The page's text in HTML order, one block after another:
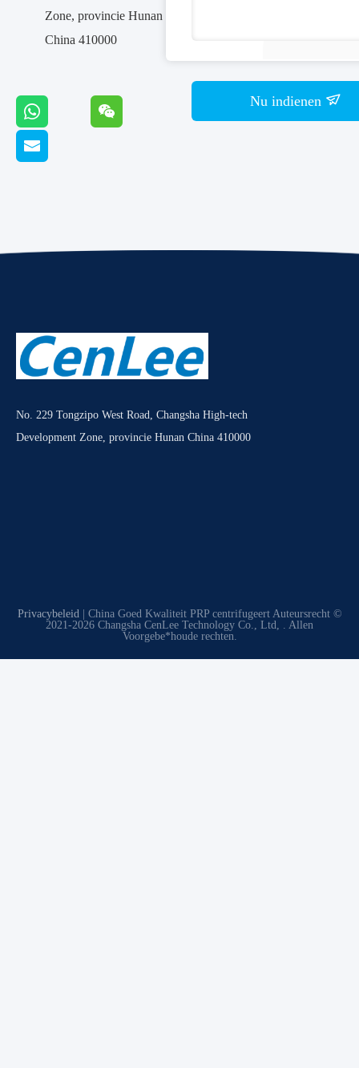
Zone, provincie Hunan
China 410000
Nu indienen
No. 229 Tongzipo West Road, Changsha High-tech
Development Zone, provincie Hunan China 410000
Privacybeleid| China Goed Kwaliteit PRP centrifugeert Auteursrecht ©
2021-2026 Changsha CenLee Technology Co., Ltd, . Allen
Voorgebe*houde rechten.